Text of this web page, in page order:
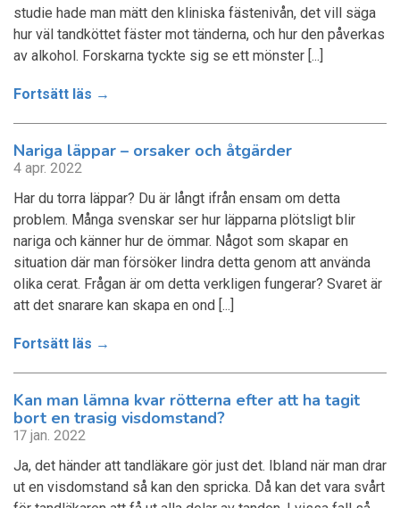
studie hade man mätt den kliniska fästenivån, det vill säga
hur väl tandköttet fäster mot tänderna, och hur den påverkas
av alkohol. Forskarna tyckte sig se ett mönster [...]
Fortsätt läs →
Nariga läppar – orsaker och åtgärder
4 apr. 2022
Har du torra läppar? Du är långt ifrån ensam om detta
problem. Många svenskar ser hur läpparna plötsligt blir
nariga och känner hur de ömmar. Något som skapar en
situation där man försöker lindra detta genom att använda
olika cerat. Frågan är om detta verkligen fungerar? Svaret är
att det snarare kan skapa en ond [...]
Fortsätt läs →
Kan man lämna kvar rötterna efter att ha tagit
bort en trasig visdomstand?
17 jan. 2022
Ja, det händer att tandläkare gör just det. Ibland när man drar
ut en visdomstand så kan den spricka. Då kan det vara svårt